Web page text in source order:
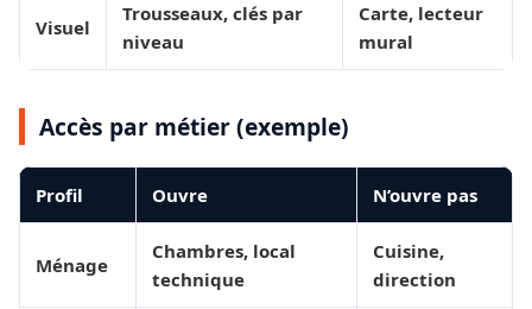
Visuel
Trousseaux, clés par
niveau
Carte, lecteur
mural
Accès par métier (exemple)
Profil Ouvre N’ouvre pas
Ménage
Chambres, local
technique
Cuisine,
direction